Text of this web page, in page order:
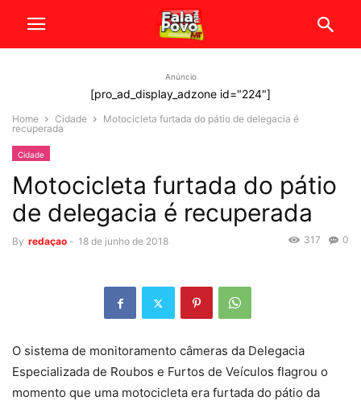
Anúncio
[pro_ad_display_adzone id="224"]
Home Cidade
Motocicleta furtada do pátio de delegacia é
recuperada
Cidade
Motocicleta furtada do pátio
de delegacia é recuperada
By redaçao - 18 de junho de 2018 0
317
O sistema de monitoramento câmeras da Delegacia
Especializada de Roubos e Furtos de Veículos flagrou o
momento que uma motocicleta era furtada do pátio da